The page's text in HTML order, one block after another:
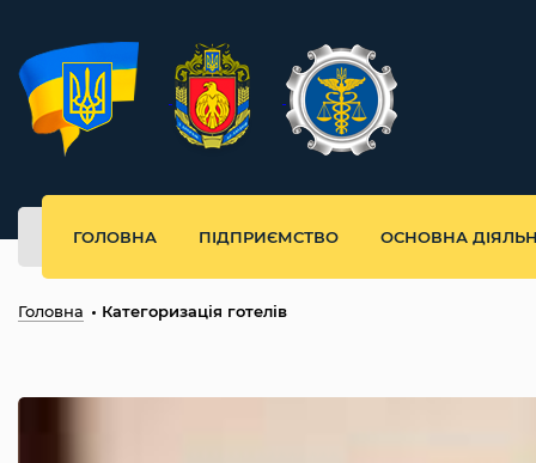
ГОЛОВНА ПІДПРИЄМСТВО ОСНОВНА
Головна Категоризація готелів